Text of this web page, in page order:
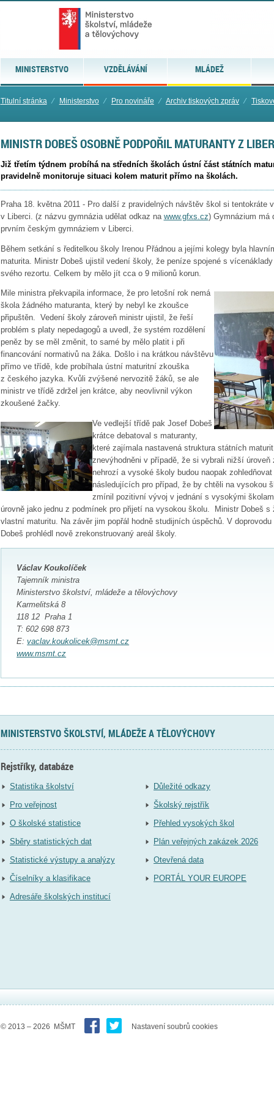
MINISTERSTVO VZDĚLÁVÁNÍ MLÁDEŽ
Titulní stránka ⁄ Ministerstvo ⁄ Pro novináře ⁄ Archiv tiskových zpráv ⁄
MINISTR DOBEŠ OSOBNĚ PODPOŘIL MATURANTY Z
Již třetím týdnem probíhá na středních školách ústní část státních
pravidelně monitoruje situaci kolem maturit přímo na školách.
Praha 18. května 2011 - Pro další z pravidelných návštěv škol si tentokráte
v Liberci. (z názvu gymnázia udělat odkaz na www.gfxs.cz) Gymnázium má
prvním českým gymnáziem v Liberci.
Během setkání s ředitelkou školy Irenou Přádnou a jejími kolegy byla
maturita. Ministr Dobeš ujistil vedení školy, že peníze spojené s
svého rezortu. Celkem by mělo jít cca o 9 milionů korun.
Mile ministra překvapila informace, že pro letošní rok nemá
škola žádného maturanta, který by nebyl ke zkoušce
připuštěn. Vedení školy zároveň ministr ujistil, že řeší
problém s platy nepedagogů a uvedl, že systém rozdělení
peněz by se měl změnit, to samé by mělo platit i při
financování normativů na žáka. Došlo i na krátkou návštěvu
přímo ve třídě, kde probíhala ústní maturitní zkouška
z českého jazyka. Kvůli zvýšené nervozitě žáků, se ale
ministr ve třídě zdržel jen krátce, aby neovlivnil výkon
zkoušené žačky.
Ve vedlejší třídě pak Josef Dobeš
krátce debatoval s maturanty,
které zajímala nastavená struktura státních
znevýhodněni v případě, že si vybrali nižší
nehrozí a vysoké školy budou naopak
následujících pro případ, že by chtěli na vysokou
zmínil pozitivní vývoj v jednání s vysokými
úrovně jako jednu z podmínek pro přijetí na vysokou školu. Ministr Dobeš
vlastní maturitu. Na závěr jim popřál hodně studijních úspěchů. V
Dobeš prohlédl nově zrekonstruovaný areál školy.
Václav Koukolíček
Tajemník ministra
Ministerstvo školství, mládeže a tělovýchovy
Karmelitská 8
118 12 Praha 1
T: 602 698 873
E:vaclav.koukolicek@msmt.cz
www.msmt.cz
MINISTERSTVO ŠKOLSTVÍ, MLÁDEŽE A TĚLOVÝCHOVY
Rejstříky, databáze
Statistika školství
Pro veřejnost
O školské statistice
Sběry statistických dat
Statistické výstupy a analýzy
Číselníky a klasifikace
Adresáře školských institucí
Důležité odkazy
Školský rejstřík
Přehled vysokých škol
Plán veřejných zakázek 2026
Otevřená data
PORTÁL YOUR EUROPE
© 2013 – 2026 MŠMT Nastavení soubrů cookies